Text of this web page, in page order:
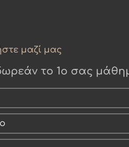
μαζί μας
το 1ο σας